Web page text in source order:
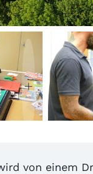
von einem